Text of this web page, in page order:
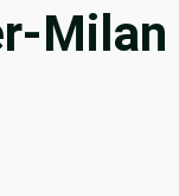
Milan